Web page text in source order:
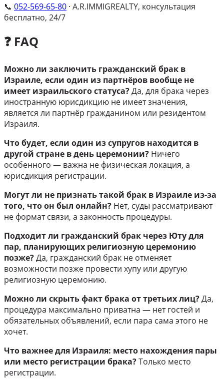
📞 052-569-65-80 · A.R.IMMIGREALTY, консультация
бесплатно, 24/7
❓ FAQ
Можно ли заключить гражданский брак в
Израиле, если один из партнёров вообще не
имеет израильского статуса?Да, для брака через
иностранную юрисдикцию не имеет значения,
является ли партнёр гражданином или резидентом
Израиля.
Что будет, если один из супругов находится в
другой стране в день церемонии? Ничего
особенного — важна не физическая локация, а
юрисдикция регистрации.
Могут ли не признать такой брак в Израиле из-за
того, что он был онлайн? Нет, суды рассматривают
не формат связи, а законность процедуры.
Подходит ли гражданский брак через Юту для
пар, планирующих религиозную церемонию
позже?Да, гражданский брак не отменяет
возможности позже провести хупу или другую
религиозную церемонию.
Можно ли скрыть факт брака от третьих лиц?Да,
процедура максимально приватна — нет гостей и
обязательных объявлений, если пара сама этого не
хочет.
Что важнее для Израиля: место нахождения пары
или место регистрации брака?Только место
регистрации.